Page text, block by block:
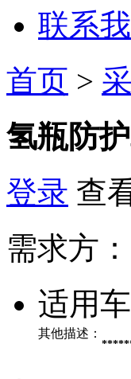
联系
首页 >
氢瓶防
登录 查
需求方：
适用车
其他描述：